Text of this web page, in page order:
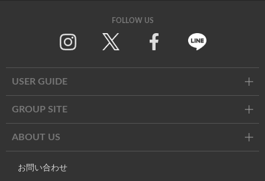
FOLLOW US
USER GUIDE
GROUP SITE
ABOUT US
お問い合わせ